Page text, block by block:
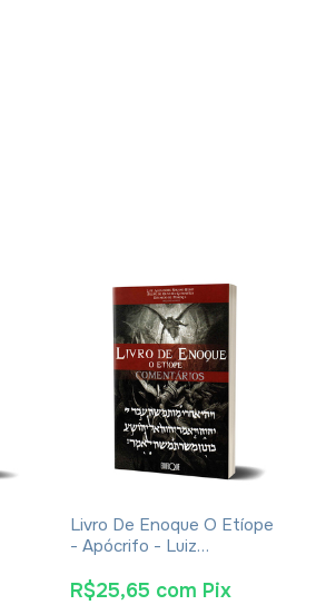
Livro De Enoque O Etíope
- Apócrifo - Luiz
R$25,65 com Pix